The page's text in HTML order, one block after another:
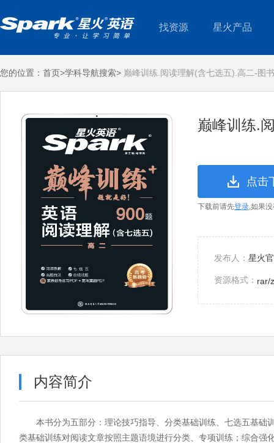
找资源 星火产品
您的位置： 首页>学科导航搜索> 巅峰训练.阅读理解(含七选五).高二-图
巅峰训练.
点击
下载前请先登录,如果
发布人： 星火
资源格式： rar/
内容简介
本书分为五部分：理论技巧指导、分类基础训练、七选五基
类基础训练对阅读文章按照主题语境进行分类、专项训练；综合